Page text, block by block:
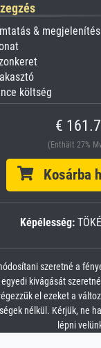
& megjelenítés
költség
€
(Enthält 27%
Kosárba
Képélesség:
szeretné a
egyedi kivágását
el ezeket a
nélkül. Kérjük, ne
lépni